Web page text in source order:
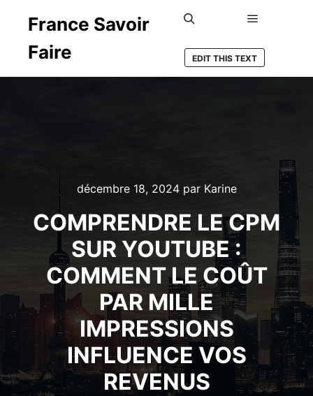
France Savoir
Faire
EDIT THIS TEXT
décembre 18, 2024par Karine
COMPRENDRE LE CPM
SUR YOUTUBE :
COMMENT LE COÛT
PAR MILLE
IMPRESSIONS
INFLUENCE VOS
REVENUS